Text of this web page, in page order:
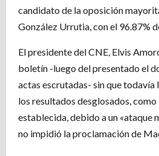
candidato de la oposición
González Urrutia, con el 96.87%
El presidente del CNE, Elvis
boletín -luego del presentado el
actas escrutadas- sin que
los resultados desglosados,
establecida, debido a un «ataque
no impidió la proclamación de